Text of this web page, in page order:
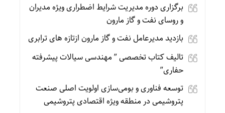
برگزاری دوره مدیریت شرایط اضطراری ویژه مدیران
و روسای نفت و گاز مارون
بازدید مدیرعامل نفت و گاز مارون ازتازه های ترابری
تالیف کتاب تخصصی ” مهندسی سیالات پیشرفته
حفاری”
توسعه فناوری و بومی‌سازی اولویت اصلی صنعت
پتروشیمی در منطقه ویژه اقتصادی پتروشیمی